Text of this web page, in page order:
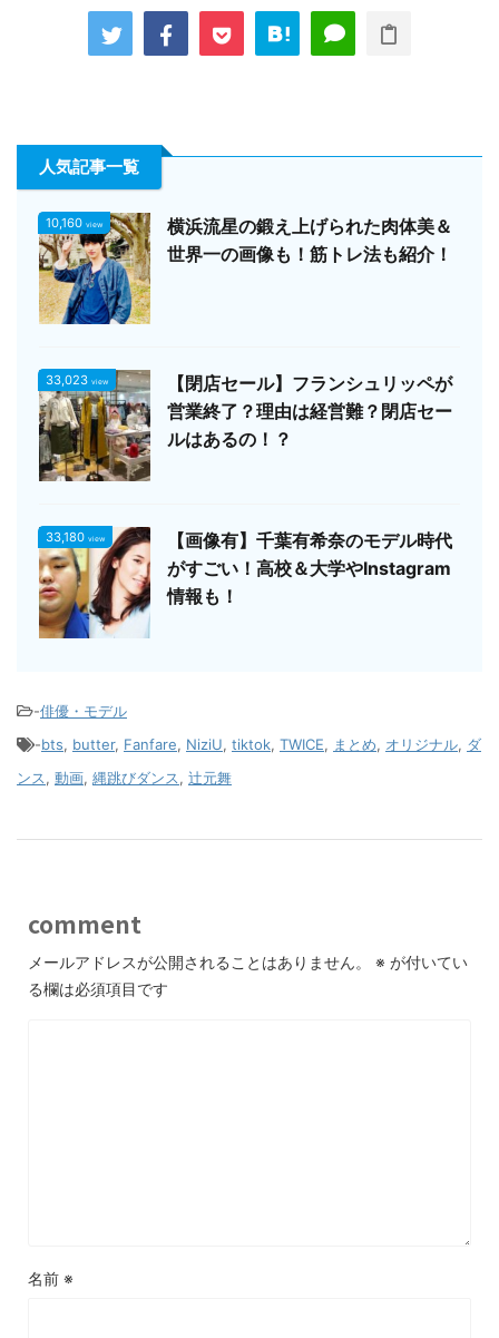
人気記事一覧
10,160 view
横浜流星の鍛え上げられた肉体美＆
世界一の画像も！筋トレ法も紹介！
33,023 view
【閉店セール】フランシュリッペが
営業終了？理由は経営難？閉店セー
ルはあるの！？
33,180 view
【画像有】千葉有希奈のモデル時代
がすごい！高校＆大学やInstagram
情報も！
-俳優・モデル
-bts, butter, Fanfare, NiziU, tiktok, TWICE, まとめ, オリジナル, ダ
ンス, 動画, 縄跳びダンス, 辻元舞
comment
メールアドレスが公開されることはありません。 ※ が付いてい
る欄は必須項目です
名前 ※